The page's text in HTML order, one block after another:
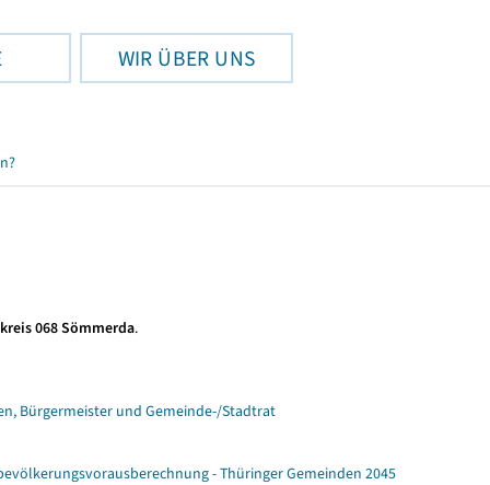
WIR ÜBER UNS
068 Sömmerda.
Bürgermeister und Gemeinde-/Stadtrat
- Thüringer Gemeinden 2045